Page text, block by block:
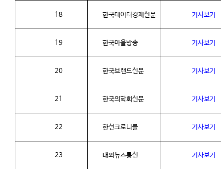
18 한국데이터경제신문 기사보기
19 한국마을방송 기사보기
20 한국브랜드신문 기사보기
21 한국의학회신문 기사보기
22 한선크로니클 기사보기
23 내외뉴스통신 기사보기